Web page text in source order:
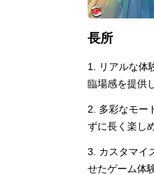
長所
1. リアルな体
臨場感を提供
2. 多彩なモー
ずに長く楽し
3. カスタマイ
せたゲーム体